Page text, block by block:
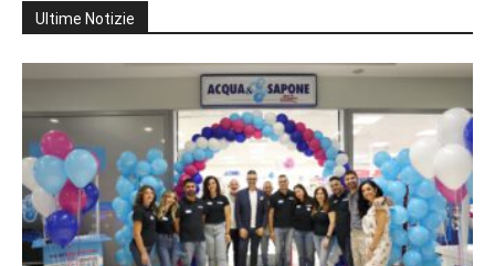
Ultime Notizie